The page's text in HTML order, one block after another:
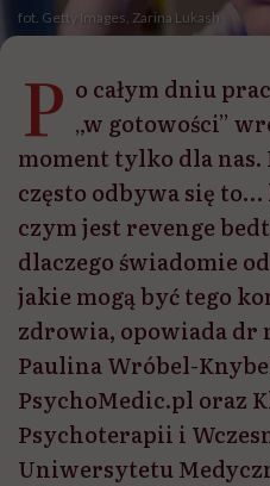
fot. Getty Images, Zarina Lukash
P o całym dniu
„w gotowości”
moment tylko dla nas.
często odbywa się to…
czym jest revenge
dlaczego świadomie
jakie mogą być tego
zdrowia, opowiada dr
Paulina Wróbel-
PsychoMedic.pl oraz
Psychoterapii i
Uniwersytetu